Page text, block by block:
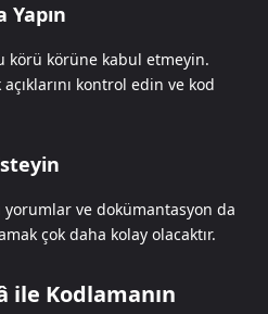
Yapın
körü körüne kabul etmeyin.
kontrol edin ve kod
yorumlar ve dokümantasyon da
çok daha kolay olacaktır.
ile Kodlamanın